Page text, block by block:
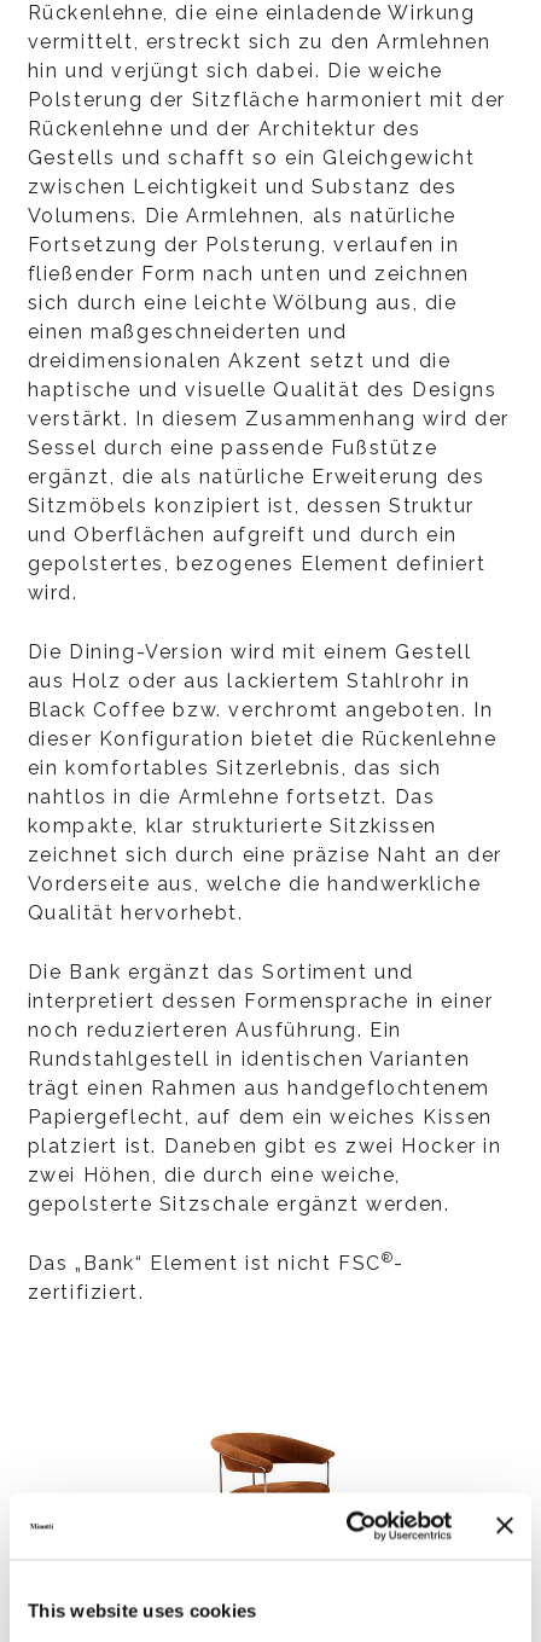
This website uses cookies
Rückenlehne, die eine einladende Wirkung
vermittelt, erstreckt sich zu den Armlehnen
hin und verjüngt sich dabei. Die weiche
Polsterung der Sitzfläche harmoniert mit der
Rückenlehne und der Architektur des
Gestells und schafft so ein Gleichgewicht
zwischen Leichtigkeit und Substanz des
Volumens. Die Armlehnen, als natürliche
Fortsetzung der Polsterung, verlaufen in
fließender Form nach unten und zeichnen
sich durch eine leichte Wölbung aus, die
einen maßgeschneiderten und
dreidimensionalen Akzent setzt und die
haptische und visuelle Qualität des Designs
verstärkt. In diesem Zusammenhang wird der
Sessel durch eine passende Fußstütze
ergänzt, die als natürliche Erweiterung des
Sitzmöbels konzipiert ist, dessen Struktur
und Oberflächen aufgreift und durch ein
gepolstertes, bezogenes Element definiert
wird.
Die Dining-Version wird mit einem Gestell
aus Holz oder aus lackiertem Stahlrohr in
Black Coffee bzw. verchromt angeboten. In
dieser Konfiguration bietet die Rückenlehne
ein komfortables Sitzerlebnis, das sich
nahtlos in die Armlehne fortsetzt. Das
kompakte, klar strukturierte Sitzkissen
zeichnet sich durch eine präzise Naht an der
Vorderseite aus, welche die handwerkliche
Qualität hervorhebt.
Die Bank ergänzt das Sortiment und
interpretiert dessen Formensprache in einer
noch reduzierteren Ausführung. Ein
Rundstahlgestell in identischen Varianten
trägt einen Rahmen aus handgeflochtenem
Papiergeflecht, auf dem ein weiches Kissen
platziert ist. Daneben gibt es zwei Hocker in
zwei Höhen, die durch eine weiche,
gepolsterte Sitzschale ergänzt werden.
Das „Bank“ Element ist nicht FSC®-
zertifiziert.